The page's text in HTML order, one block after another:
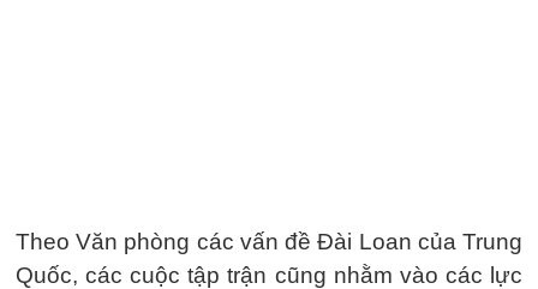
Theo Văn phòng các vấn đề Đài Loan của Trung
Quốc, các cuộc tập trận cũng nhằm vào các lực